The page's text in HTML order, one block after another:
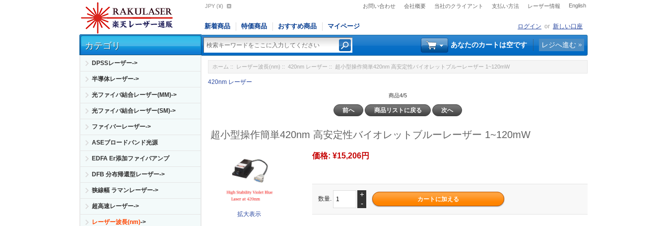
お問い合わせ 会社概要 当社のクライアント 支払い方法 レーザー情報 English
JPY (¥)
新着商品 特価商品 おすすめ商品 マイページ ログイン or 新しい口座
あなたのカートは空です レジへ進む
カテゴリ
DPSSレーザー->
半導体レーザー->
光ファイバ結合レーザー(MM)->
光ファイバ結合レーザー(SM)->
ファイバーレーザー->
ASEブロードバンド光源
EDFA Er添加ファイバアンプ
DFB 分布帰還型レーザー->
狭線幅 ラマンレーザー->
超高速レーザー->
レーザー波長(nm)->
ホーム :: レーザー波長(nm) ::420nm レーザー :: 超小型操作簡単420nm 高安定性バイオレットブルーレーザー 1~120mW
420nm レーザー
商品4/5
前へ 商品リストに戻る 次へ
超小型操作簡単420nm 高安定性バイオレットブルーレーザー 1~120mW
拡大表示
価格:¥15,206円
数量.
+
-